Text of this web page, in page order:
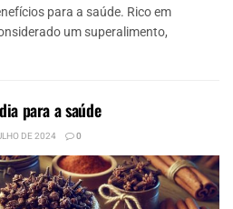
para a saúde. Rico em
um superalimento,
para a saúde
DE 2024 0